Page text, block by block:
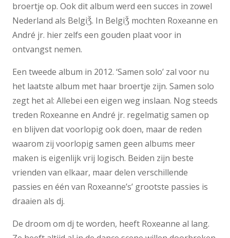
broertje op. Ook dit album werd een succes in zowel
Nederland als BelgiǮ. In BelgiǮ mochten Roxeanne en
André jr. hier zelfs een gouden plaat voor in
ontvangst nemen.
Een tweede album in 2012. ‘Samen solo’ zal voor nu
het laatste album met haar broertje zijn. Samen solo
zegt het al: Allebei een eigen weg inslaan. Nog steeds
treden Roxeanne en André jr. regelmatig samen op
en blijven dat voorlopig ook doen, maar de reden
waarom zij voorlopig samen geen albums meer
maken is eigenlijk vrij logisch. Beiden zijn beste
vrienden van elkaar, maar delen verschillende
passies en één van Roxeanne’s’ grootste passies is
draaien als dj.
De droom om dj te worden, heeft Roxeanne al lang.